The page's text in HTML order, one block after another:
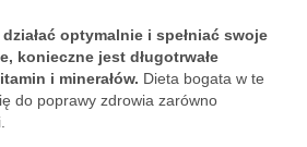
optymalnie i spełniać swoje
konieczne jest długotrwałe
i minerałów. Dieta bogata w te
do poprawy zdrowia zarówno